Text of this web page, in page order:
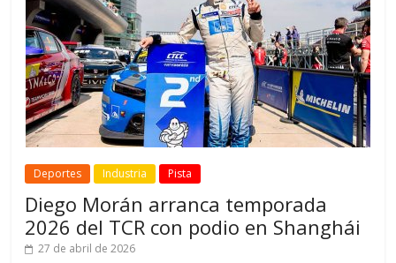
Deportes Industria Pista
Diego Morán arranca temporada
2026 del TCR con podio en Shanghái
27 de abril de 2026